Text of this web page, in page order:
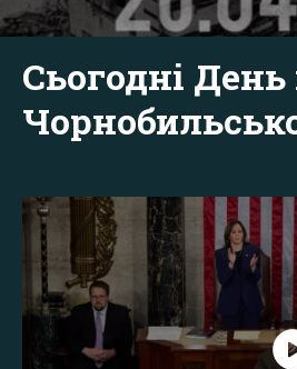
Сьогодні